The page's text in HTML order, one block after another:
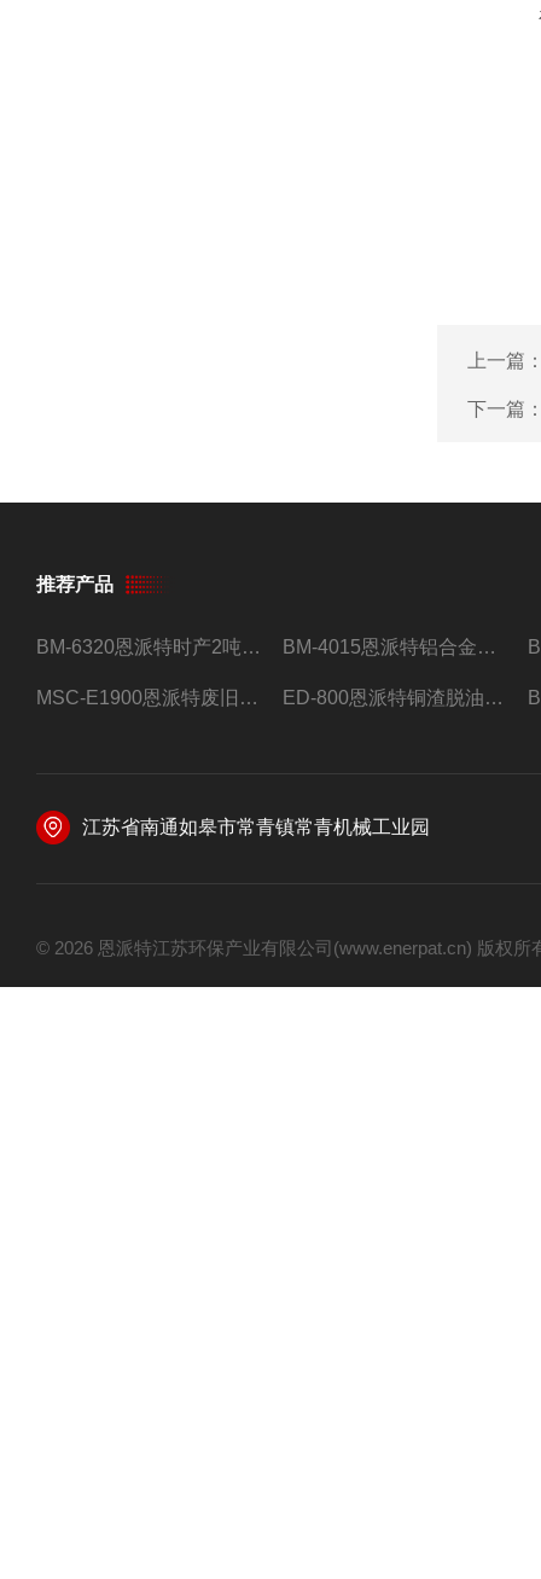
上一篇
下一篇
推荐产品
BM-6320恩派特时产2吨合金钢屑压饼机 BM-4015恩派特铝合金屑压饼机 脱油效果好
MSC-E1900恩派特废旧锂电池极片破碎处理设备 ED-800恩派特铜渣脱油机废铜屑铝屑甩油机
江苏省南通如皋市常青镇常青机械工业园
© 2026 恩派特江苏环保产业有限公司(www.enerpat.cn) 版权